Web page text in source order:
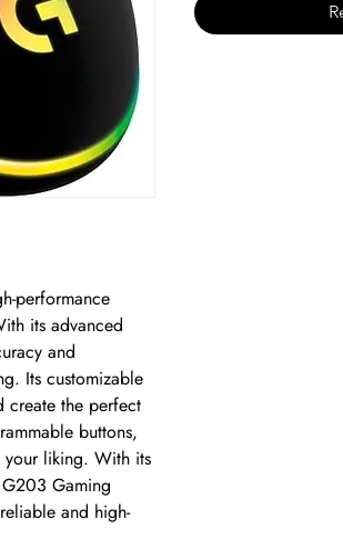
performance
its advanced
and
Its customizable
create the perfect
buttons,
your liking. With its
Gaming
and high-